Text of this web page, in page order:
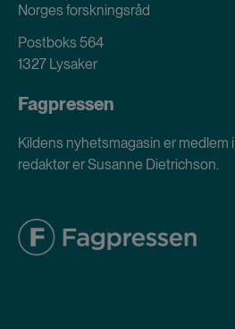
Norges forskningsråd
Postboks 564
1327 Lysaker
Fagpressen
Kildens nyhetsmagasin er medlem i
redaktør er Susanne Dietrichson.